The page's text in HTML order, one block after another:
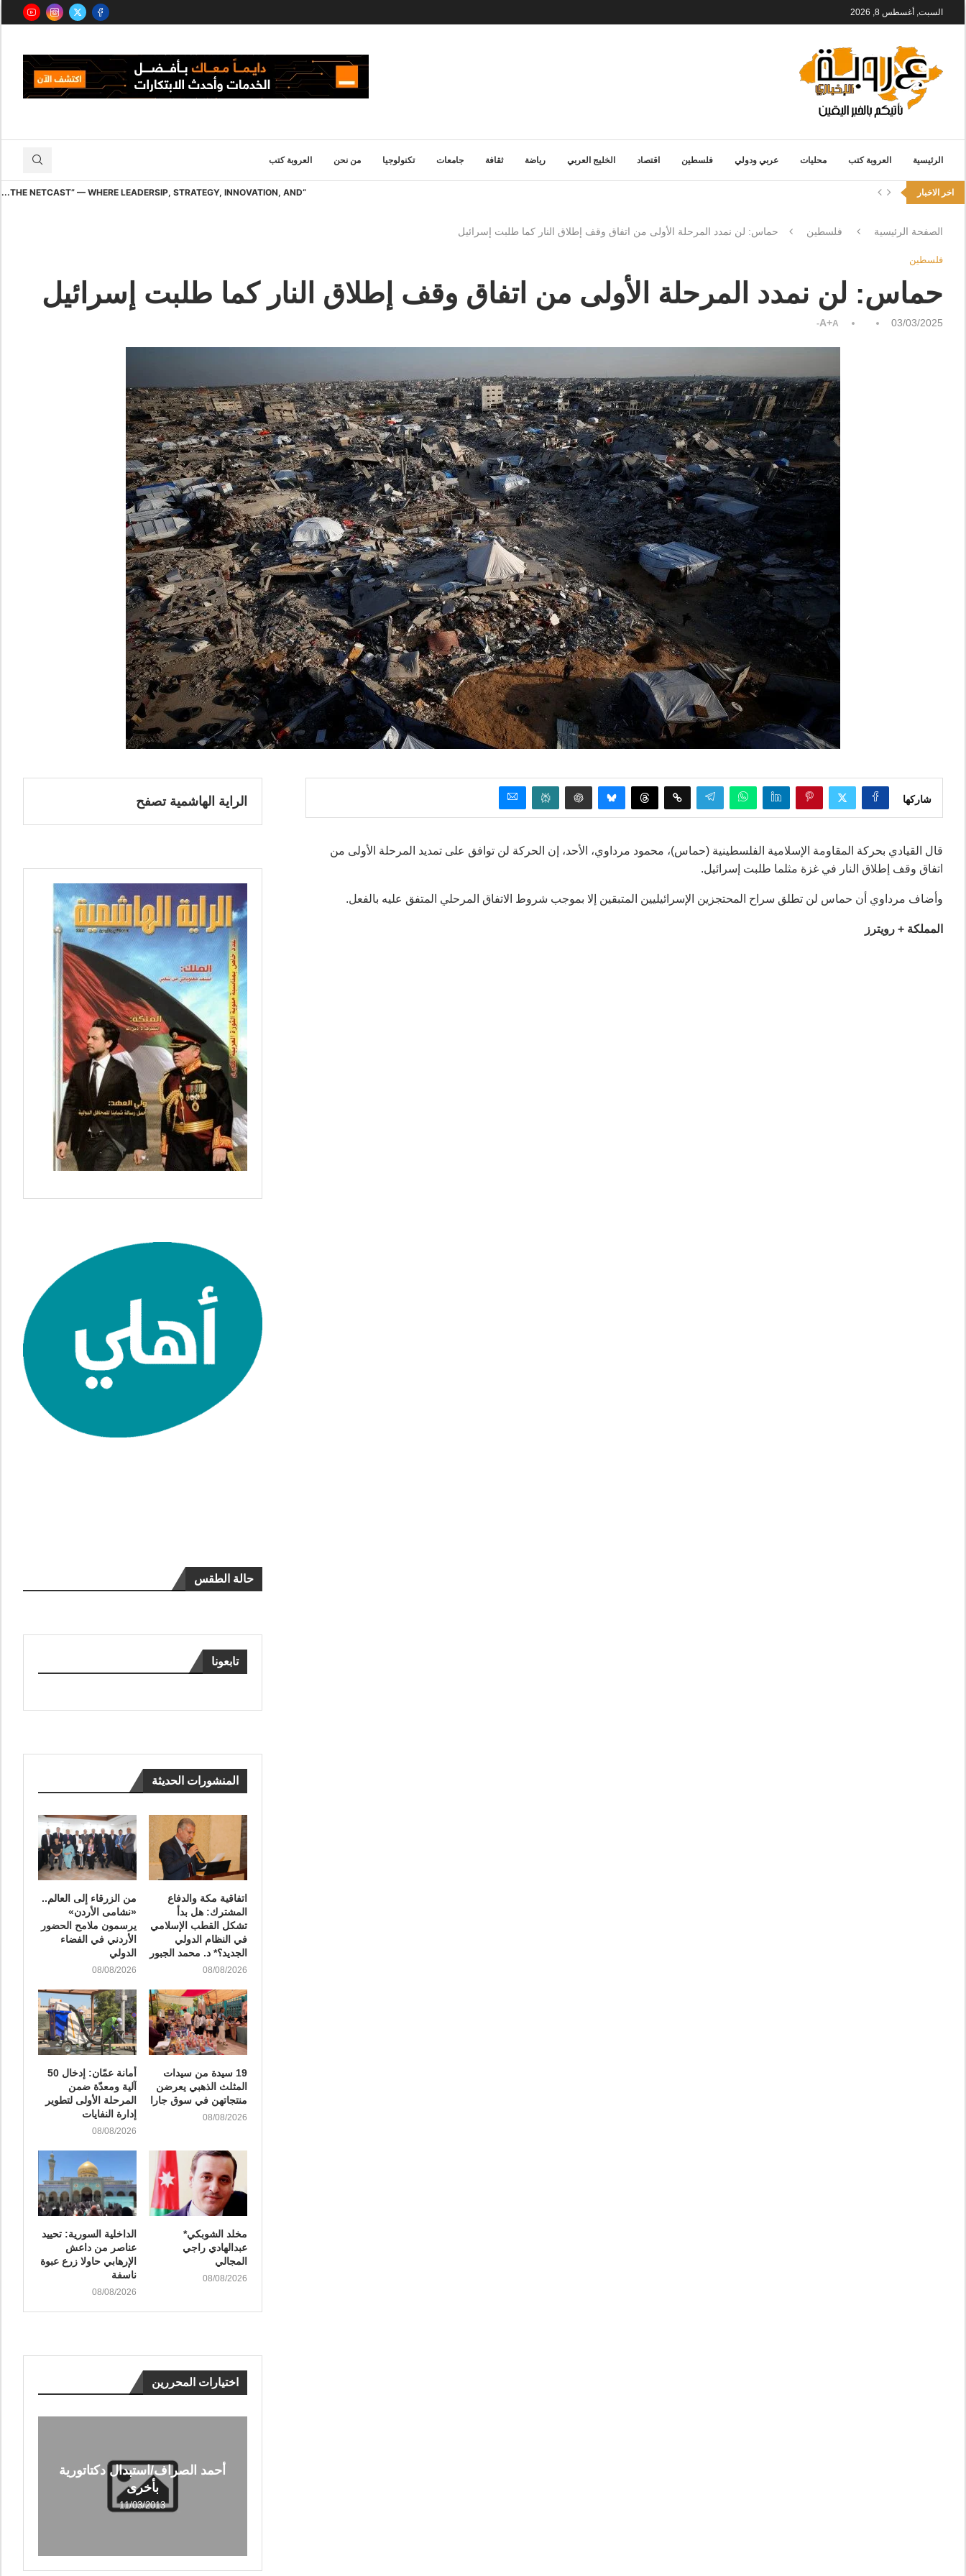
السبت, أغسطس 8, 2026
الرئيسية العروبة كتب محليات عربي ودولي فلسطين اقتصاد الخليج العربي رياضة ثقافة جامعات تكنولوجيا من نحن العروبة كتب
اخر الاخبار “THE NETCAST” — WHERE LEADERSIP, STRATEGY, INNOVATION, AND...
الصفحة الرئيسية فلسطين حماس: لن نمدد المرحلة الأولى من اتفاق وقف إطلاق النار كما طلبت إسرائيل
فلسطين
حماس: لن نمدد المرحلة الأولى من اتفاق وقف إطلاق النار كما طلبت إسرائيل
03/03/2025
A+A-
شاركها
قال القيادي بحركة المقاومة الإسلامية الفلسطينية (حماس)، محمود مرداوي، الأحد، إن الحركة لن توافق على تمديد المرحلة الأولى من
اتفاق وقف إطلاق النار في غزة مثلما طلبت إسرائيل.
وأضاف مرداوي أن حماس لن تطلق سراح المحتجزين الإسرائيليين المتبقين إلا بموجب شروط الاتفاق المرحلي المتفق عليه بالفعل.
المملكة + رويترز
الراية الهاشمية تصفح
حالة الطقس
تابعونا
المنشورات الحديثة
اتفاقية مكة والدفاع
المشترك: هل بدأ
تشكل القطب الإسلامي
في النظام الدولي
الجديد؟* د. محمد الجبور
08/08/2026
من الزرقاء إلى العالم..
«نشامى الأردن»
يرسمون ملامح الحضور
الأردني في الفضاء
الدولي
08/08/2026
19 سيدة من سيدات
المثلث الذهبي يعرضن
منتجاتهن في سوق جارا
08/08/2026
أمانة عمّان: إدخال 50
آلية ومعدّة ضمن
المرحلة الأولى لتطوير
إدارة النفايات
08/08/2026
مخلد الشوبكي*
عبدالهادي راجي
المجالي
08/08/2026
الداخلية السورية: تحييد
عناصر من داعش
الإرهابي حاولا زرع عبوة
ناسفة
08/08/2026
اختيارات المحررين
أحمد الصراف/استبدال دكتاتورية
بأخرى
11/03/2013